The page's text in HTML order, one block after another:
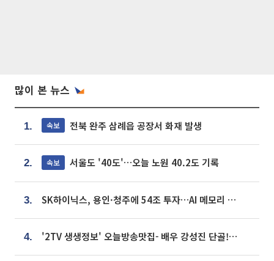
많이 본 뉴스
1. 속보 전북 완주 삼례읍 공장서 화재 발생
2. 속보 서울도 '40도'…오늘 노원 40.2도 기록
3. SK하이닉스, 용인·청주에 54조 투자…AI 메모리 생산기지 키운다
4. '2TV 생생정보' 오늘방송맛집- 배우 강성진 단골! 쌀국수ㆍ푸팟퐁 커리 맛집 '블○○○'